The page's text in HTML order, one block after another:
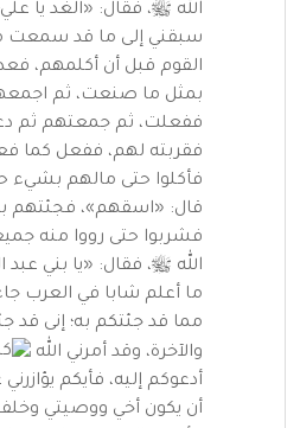
الله ﷺ، فقال: «الغد يا
سبقني إلى ما قد سمعت
القوم قبل أن أكلمهم،
بمثل ما صنعت، ثم
ففعلت، ثم جمعتهم ثم
فقربته لهم، ففعل كما
فأكلوا حتى مالهم بشيء
قال: «اسقهم»، فجئتهم
فشربوا حتى رووا منه
الله ﷺ، فقال: «يا بني عبد
ما أعلم شابا في العرب
مما قد جئتكم به؛ إنى قد
والآخرة، وقد أمرني الله
أدعوكم إليه، فأيكم
أن يكون أخي ووصيتي